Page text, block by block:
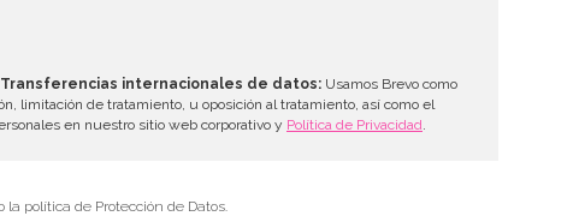
Transferencias internacionales de datos: Usamos Brevo como
limitación de tratamiento, u oposición al tratamiento, así como el
en nuestro sitio web corporativo y Política de Privacidad
política de Protección de Datos.